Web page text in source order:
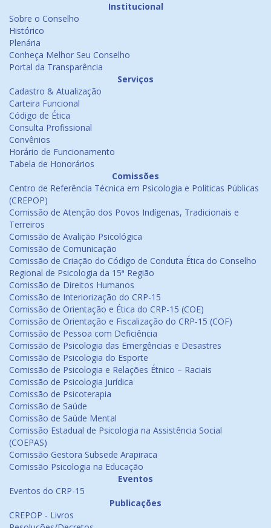
Institucional
Sobre o Conselho
Histórico
Plenária
Conheça Melhor Seu Conselho
Portal da Transparência
Serviços
Cadastro & Atualização
Carteira Funcional
Código de Ética
Consulta Profissional
Convênios
Horário de Funcionamento
Tabela de Honorários
Comissões
Centro de Referência Técnica em Psicologia e Políticas Públicas
(CREPOP)
Comissão de Atenção dos Povos Indígenas, Tradicionais e
Terreiros
Comissão de Avalição Psicológica
Comissão de Comunicação
Comissão de Criação do Código de Conduta Ética do Conselho
Regional de Psicologia da 15ª Região
Comissão de Direitos Humanos
Comissão de Interiorização do CRP-15
Comissão de Orientação e Ética do CRP-15 (COE)
Comissão de Orientação e Fiscalização do CRP-15 (COF)
Comissão de Pessoa com Deficiência
Comissão de Psicologia das Emergências e Desastres
Comissão de Psicologia do Esporte
Comissão de Psicologia e Relações Étnico – Raciais
Comissão de Psicologia Jurídica
Comissão de Psicoterapia
Comissão de Saúde
Comissão de Saúde Mental
Comissão Estadual de Psicologia na Assistência Social
(COEPAS)
Comissão Gestora Subsede Arapiraca
Comissão Psicologia na Educação
Eventos
Eventos do CRP-15
Publicações
CREPOP - Livros